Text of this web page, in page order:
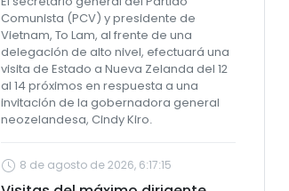
Comunista (PCV) y presidente de
Vietnam, To Lam, al frente de una
delegación de alto nivel, efectuará una
visita de Estado a Nueva Zelanda del 12
al 14 próximos en respuesta a una
invitación de la gobernadora general
neozelandesa, Cindy Kiro.
8 de agosto de 2026, 6:17:15